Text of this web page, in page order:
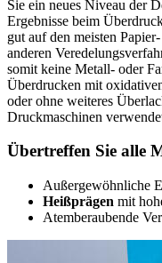
Sie ein neues Niveau der
Ergebnisse beim
gut auf den meisten
anderen
somit keine Metall- oder
Überdrucken mit
oder ohne weiteres
Druckmaschinen
Übertreffen Sie alle
Außergewöhnliche
Heißprägen mit
Atemberaubende